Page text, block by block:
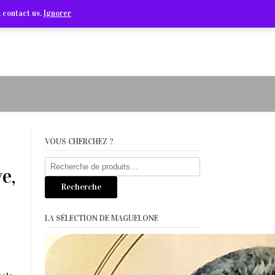
VOUS CHERCHEZ ?
Recherche
pour :
Recherche
LA SÉLECTION DE MAGUELONE
contact us.Ignorer